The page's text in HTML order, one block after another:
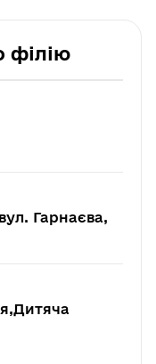
філію
Гарнаєва,